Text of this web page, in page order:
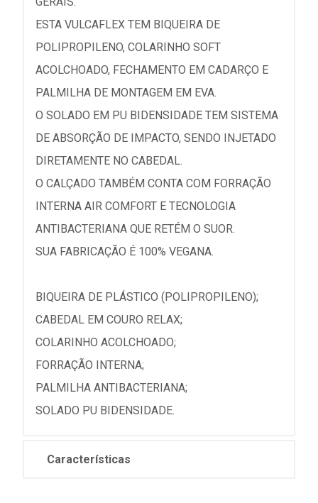
ESTA VULCAFLEX TEM BIQUEIRA DE
POLIPROPILENO, COLARINHO SOFT
ACOLCHOADO, FECHAMENTO EM CADARÇO E
PALMILHA DE MONTAGEM EM EVA.
O SOLADO EM PU BIDENSIDADE TEM SISTEMA
DE ABSORÇÃO DE IMPACTO, SENDO INJETADO
DIRETAMENTE NO CABEDAL.
O CALÇADO TAMBÉM CONTA COM FORRAÇÃO
INTERNA AIR COMFORT E TECNOLOGIA
ANTIBACTERIANA QUE RETÉM O SUOR.
SUA FABRICAÇÃO É 100% VEGANA.
BIQUEIRA DE PLÁSTICO (POLIPROPILENO);
CABEDAL EM COURO RELAX;
COLARINHO ACOLCHOADO;
FORRAÇÃO INTERNA;
PALMILHA ANTIBACTERIANA;
SOLADO PU BIDENSIDADE.
Características